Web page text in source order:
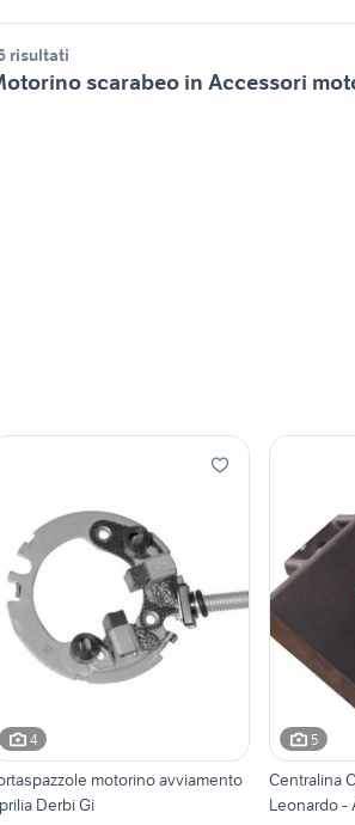
risultati
scarabeo in Accessori
4
motorino avviamento
Derbi Gi
5
Centralina
Leonardo -